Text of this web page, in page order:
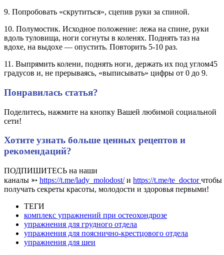
9. Попробовать «скрутиться», сцепив руки за спиной.
10. Пoлумостик. Исходное положение: лежа на спине, руки
вдоль туловища, ноги согнуты в коленях. Поднять таз на
вдохе, на выдохе — опустить. Повторить 5-10 раз.
11. Выпрямить колени, поднять ноги, держать их под углом45
градусов и, не прерываясь, «выписывать» цифры от 0 до 9.
Понравилась статья?
Поделитесь, нажмите на кнопку Вашей любимой социальной
сети!
Хотите узнать больше ценных рецептов и
рекомендаций?
ПОДПИШИТЕСЬ на наши
каналы ➳ https://t.me/lady_molodost/и https://t.me/te_doctorчтобы
получать секреты красоты, молодости и здоровья первыми!
ТЕГИ
комплекс упражнений при остеохондрозе
упражнения для грудного отдела
упражнения для пояснично-крестцового отдела
упражнения для шеи